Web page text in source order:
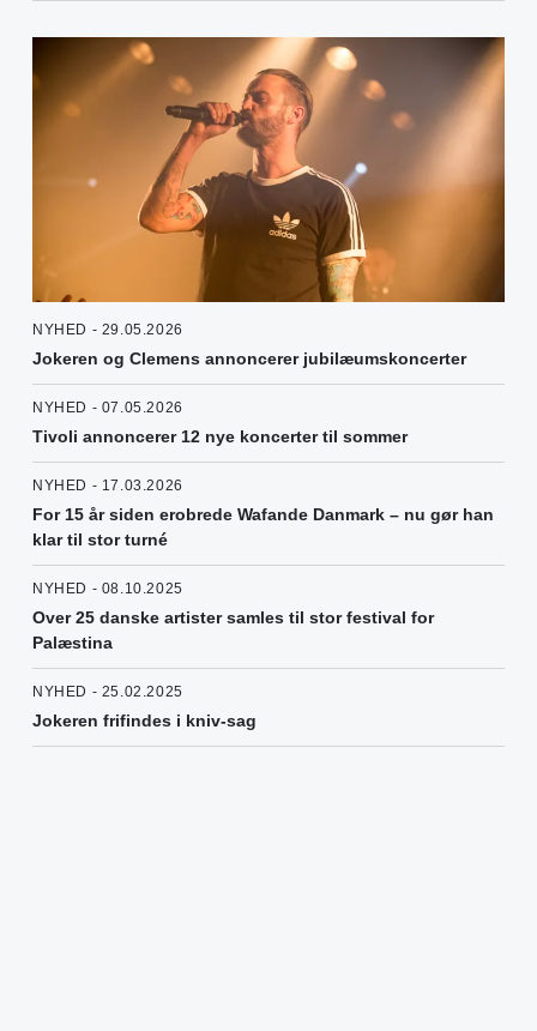
NYHED - 29.05.2026
Jokeren og Clemens annoncerer jubilæumskoncerter
NYHED - 07.05.2026
Tivoli annoncerer 12 nye koncerter til sommer
NYHED - 17.03.2026
For 15 år siden erobrede Wafande Danmark – nu gør han
klar til stor turné
NYHED - 08.10.2025
Over 25 danske artister samles til stor festival for
Palæstina
NYHED - 25.02.2025
Jokeren frifindes i kniv-sag